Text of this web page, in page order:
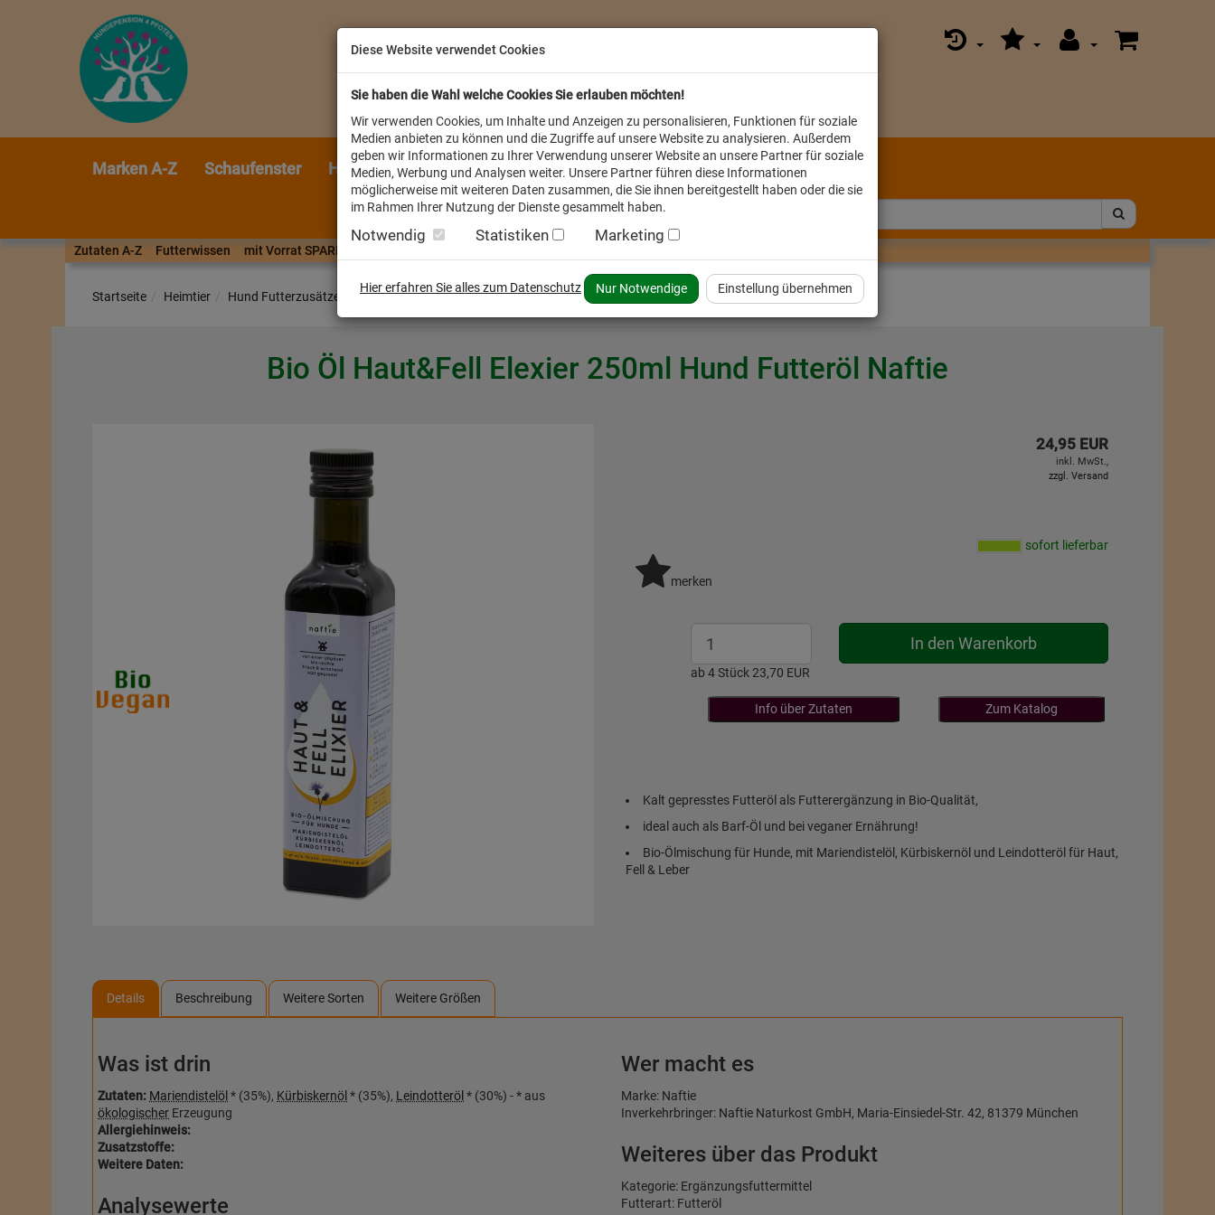
Marken A-Z Schaufenster Heimtier
Zutaten A-Z Futterwissen mit Vorrat SPAREN
Startseite Heimtier Hund Futterzusätze
Bio Öl Haut&Fell Elexier 250ml Hund Futteröl Naftie
24,95 EUR
inkl. MwSt.,
zzgl. Versand
sofort lieferbar
merken
ab 4 Stück 23,70 EUR
In den Warenkorb
Info über Zutaten Zum Katalog
Kalt gepresstes Futteröl als Futterergänzung in Bio-Qualität,
ideal auch als Barf-Öl und bei veganer Ernährung!
Bio-Ölmischung für Hunde, mit Mariendistelöl, Kürbiskernöl und Leindotteröl für Haut,
Fell & Leber
Details Beschreibung Weitere Sorten Weitere Größen
Was ist drin
Zutaten: Mariendistelöl * (35%), Kürbiskernöl * (35%), Leindotteröl * (30%) - * aus
ökologischer Erzeugung
Allergiehinweis:
Zusatzstoffe:
Weitere Daten:
Analysewerte
Wer macht es
Marke: Naftie
Inverkehrbringer: Naftie Naturkost GmbH, Maria-Einsiedel-Str. 42, 81379 München
Weiteres über das Produkt
Kategorie: Ergänzungsfuttermittel
Futterart: Futteröl
Diese Website verwendet Cookies
Sie haben die Wahl welche Cookies Sie erlauben möchten!
Wir verwenden Cookies, um Inhalte und Anzeigen zu personalisieren, Funktionen für soziale
Medien anbieten zu können und die Zugriffe auf unsere Website zu analysieren. Außerdem
geben wir Informationen zu Ihrer Verwendung unserer Website an unsere Partner für soziale
Medien, Werbung und Analysen weiter. Unsere Partner führen diese Informationen
möglicherweise mit weiteren Daten zusammen, die Sie ihnen bereitgestellt haben oder die sie
im Rahmen Ihrer Nutzung der Dienste gesammelt haben.
Notwendig Statistiken Marketing
Hier erfahren Sie alles zum Datenschutz Nur Notwendige Einstellung übernehmen